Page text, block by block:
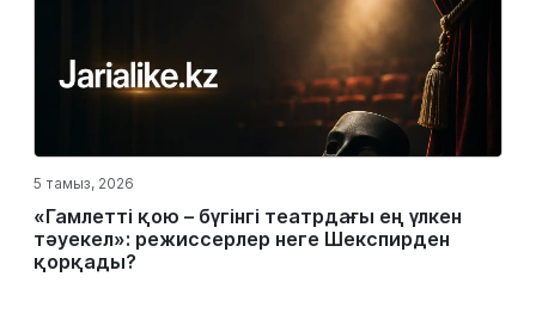
5 тамыз, 2026
«Гамлетті қою – бүгінгі театрдағы ең үлкен
тәуекел»: режиссерлер неге Шекспирден
қорқады?